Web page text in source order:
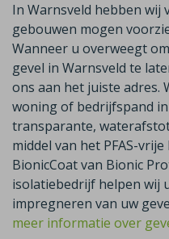
In Warnsveld hebben wij
gebouwen mogen
Wanneer u overweegt
gevel in Warnsveld te
ons aan het juiste adres.
woning of bedrijfspand
transparante,
middel van het PFAS-
BionicCoat van Bionic
isolatiebedrijf helpen wij
impregneren van uw
meer informatie over